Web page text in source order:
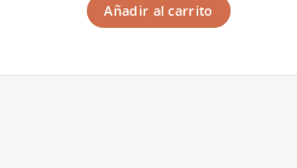
Añadir al carrito